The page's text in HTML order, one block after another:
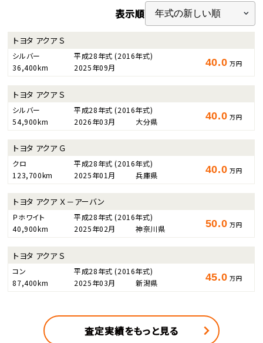
表示順
トヨタ アクア Ｓ
シルバー 平成28年式(2016年式)
36,400km
2025年09月 40.0 万円
トヨタ アクア Ｓ
シルバー 平成28年式(2016年式)
54,900km
2026年03月 大分県 40.0 万円
トヨタ アクア Ｇ
クロ 平成28年式(2016年式)
123,700km
2025年01月 兵庫県 40.0 万円
トヨタ アクア Ｘ－アーバン
Ｐホワイト 平成28年式(2016年式)
40,900km
2025年02月 神奈川県 50.0 万円
トヨタ アクア Ｓ
コン 平成28年式(2016年式)
87,400km
2025年03月 新潟県 45.0 万円
査定実績をもっと見る